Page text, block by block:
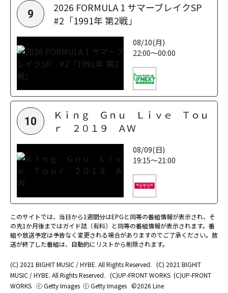
9
2026 FORMULA 1 サマーブレイクSP
#2「1991年 第2戦」
08/10(月)
22:00～00:00
10
Ｋｉｎｇ Ｇｎｕ Ｌｉｖｅ Ｔｏｕ
ｒ ２０１９ ＡＷ
08/09(日)
19:15～21:00
このサイトでは、当日から1週間分はEPGと同等の番組情報が表示され、そ
の先1か月後まではガイド誌（有料）と同等の番組情報が表示されます。番
組や放送予定は予告なく変更される場合がありますのでご了承ください。放
送が終了した番組は、自動的にリストから削除されます。
(C) 2021 BIGHIT MUSIC / HYBE. All Rights Reserved. (C) 2021 BIGHIT
MUSIC / HYBE. All Rights Reserved. (C)UP-FRONT WORKS (C)UP-FRONT
WORKS ⓒ Getty Images ⓒ Getty Images ©2026 Line